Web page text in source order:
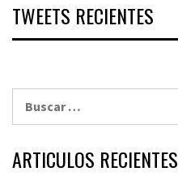
TWEETS RECIENTES
ARTICULOS RECIENTES